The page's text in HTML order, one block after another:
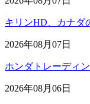
キリンHD、カナダ
2026年08月07日
ホンダトレーディ
2026年08月06日